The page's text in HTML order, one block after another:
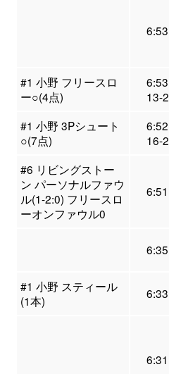
6:53
#1 小野 フリースロ
ー○(4点)
6:53
13-2
#1 小野 3Pシュート
○(7点)
6:52
16-2
#6 リビングストー
ン パーソナルファウ
ル(1-2:0) フリースロ
ーオンファウル0
6:51
6:35
#1 小野 スティール
(1本)
6:33
6:31